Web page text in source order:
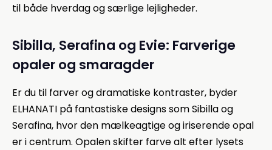
til både hverdag og særlige lejligheder.
Sibilla, Serafina og Evie: Farverige
opaler og smaragder
Er du til farver og dramatiske kontraster, byder
ELHANATI på fantastiske designs som Sibilla og
Serafina, hvor den mælkeagtige og iriserende opal
er i centrum. Opalen skifter farve alt efter lysets